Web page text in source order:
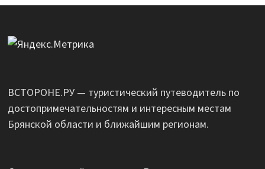
ВСТОРОНЕ.РУ — туристический путеводитель по
достопримечательностям и интересным местам
Брянской области и ближайшим регионам.